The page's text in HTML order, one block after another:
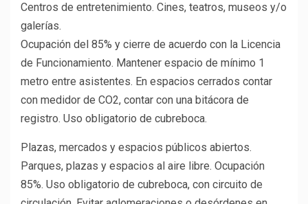
Centros de entretenimiento. Cines, teatros, museos y/o
galerías.
Ocupación del 85% y cierre de acuerdo con la Licencia
de Funcionamiento. Mantener espacio de mínimo 1
metro entre asistentes. En espacios cerrados contar
con medidor de CO2, contar con una bitácora de
registro. Uso obligatorio de cubreboca.
Plazas, mercados y espacios públicos abiertos.
Parques, plazas y espacios al aire libre. Ocupación
85%. Uso obligatorio de cubreboca, con circuito de